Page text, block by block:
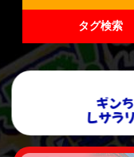
タグ検索
ギン
Ｌサラ